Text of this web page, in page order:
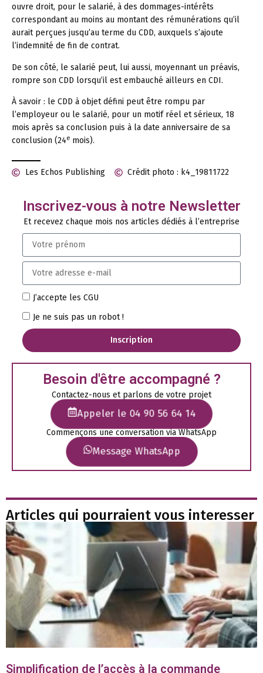
ouvre droit, pour le salarié, à des dommages-intérêts
correspondant au moins au montant des rémunérations qu’il
aurait perçues jusqu’au terme du CDD, auxquels s’ajoute
l’indemnité de fin de contrat.
De son côté, le salarié peut, lui aussi, moyennant un préavis,
rompre son CDD lorsqu’il est embauché ailleurs en CDI.
À savoir : le CDD à objet défini peut être rompu par
l’employeur ou le salarié, pour un motif réel et sérieux, 18
mois après sa conclusion puis à la date anniversaire de sa
conclusion (24e mois).
Les Echos Publishing Crédit photo : k4_19811722
Inscrivez-vous à notre Newsletter
Et recevez chaque mois nos articles dédiés à l’entreprise
J’accepte les CGU
Je ne suis pas un robot !
Inscription
Besoin d'être accompagné ?
Contactez-nous et parlons de votre projet
Appeler le 04 90 56 64 14
Commençons une conversation via WhatsApp
Message WhatsApp
Articles qui pourraient vous interesser
Simplification de l’accès à la commande